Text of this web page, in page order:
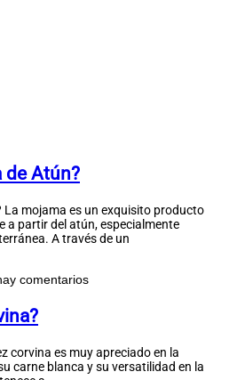
de Atún?
La mojama es un exquisito producto
a partir del atún, especialmente
A través de un
comentarios
corvina es muy apreciado en la
carne blanca y su versatilidad en la